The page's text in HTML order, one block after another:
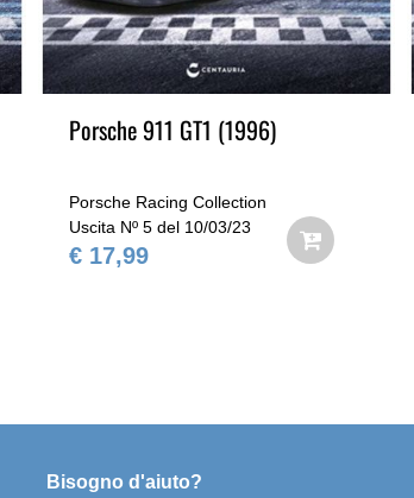
Porsche 911 GT1 (1996)
Porsche Racing Collection
Uscita Nº 5 del 10/03/23
€ 17,99
Bisogno d'aiuto?